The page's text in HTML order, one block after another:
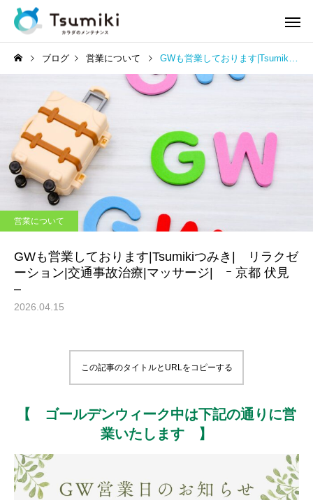
ブログ 営業について GWも営業しております|Tsumikiつみき| リラクゼーション|交通事故治療|マッサージ| ｰ 京都 伏見 –
営業について
GWも営業しております|Tsumikiつみき| リラクゼ
ーション|交通事故治療|マッサージ| ｰ 京都 伏見
–
2026.04.15
この記事のタイトルとURLをコピーする
【 ゴールデンウィーク中は下記の通りに営
業いたします 】